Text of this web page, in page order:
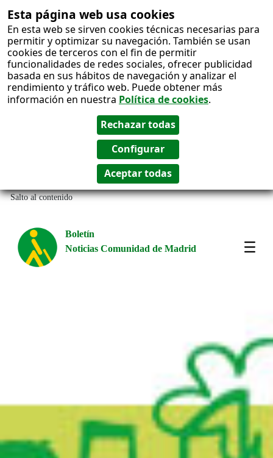
Esta página web usa cookies
En esta web se sirven cookies técnicas necesarias para
permitir y optimizar su navegación. También se usan
cookies de terceros con el fin de permitir
funcionalidades de redes sociales, ofrecer publicidad
basada en sus hábitos de navegación y analizar el
rendimiento y tráfico web. Puede obtener más
información en nuestra Política de cookies.
Salto al contenido
Boletín
Noticias Comunidad de Madrid